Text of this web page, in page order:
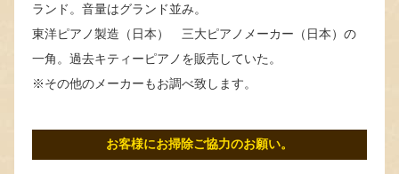
ランド。音量はグランド並み。
東洋ピアノ製造（日本） 三大ピアノメーカー（日本）の
一角。過去キティーピアノを販売していた。
※その他のメーカーもお調べ致します。
お客様にお掃除ご協力のお願い。